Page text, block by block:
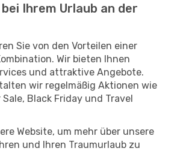
Ihrem Urlaub an der
Sie von den Vorteilen einer
Wir bieten Ihnen
und attraktive Angebote.
wir regelmäßig Aktionen wie
Sale, Black Friday und Travel
Website, um mehr über unsere
und Ihren Traumurlaub zu